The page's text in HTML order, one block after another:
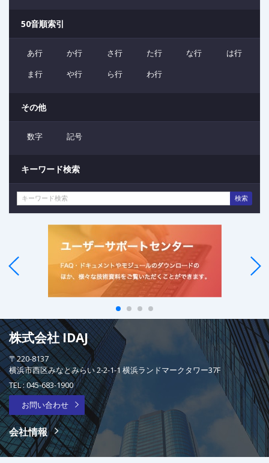
50音順索引
あ行 か行 さ行 た行 な行
は行
ま行
や行 ら行 わ行
その他
数字 記号
キーワード検索
検索
株式会社 IDAJ
〒220-8137
横浜市西区みなとみらい 2-2-1-1 横浜ランドマークタワー37F
TEL :045-683-1900
お問い合わせ
会社情報